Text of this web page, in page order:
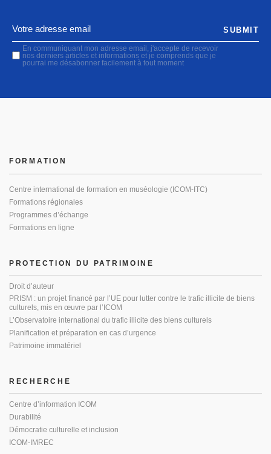
En communiquant mon adresse email, j'accepte de recevoir
nos derniers articles et informations et je comprends que je
pourrai me désabonner facilement à tout moment
SUBMIT
PROTECTION DU PATRIMOINE
Droit d’auteur
PRISM : un projet financé par l’UE pour lutter contre le trafic illicite de biens
culturels, mis en œuvre par l’ICOM
L’Observatoire international du trafic illicite des biens culturels
Planification et préparation en cas d’urgence
Patrimoine immatériel
FORMATION
Centre international de formation en muséologie (ICOM-ITC)
Formations régionales
Programmes d’échange
Formations en ligne
RECHERCHE
Centre d’information ICOM
Durabilité
Démocratie culturelle et inclusion
ICOM-IMREC